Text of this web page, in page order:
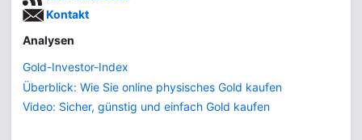
Kontakt
Analysen
Gold-Investor-Index
Überblick: Wie Sie online physisches Gold kaufen
Video: Sicher, günstig und einfach Gold kaufen